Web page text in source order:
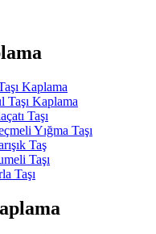
Kaplama
Taşı Kaplama
Taşı
Yığma Taşı
Taş
Taşı
Taşı